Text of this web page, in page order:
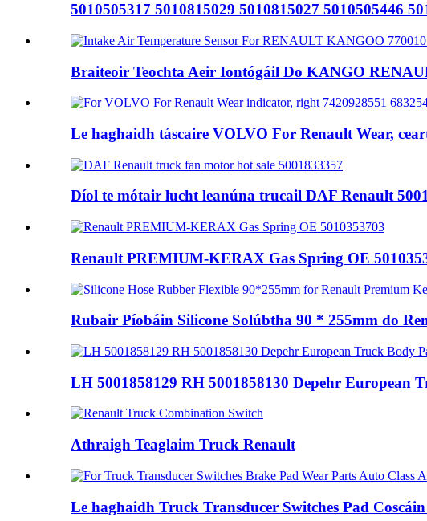
5010505317 5010815029 5010815027 5010505446
Braiteoir Teochta Aeir Iontógáil Do KANGO
Le haghaidh táscaire VOLVO For Renault Wear,
Díol te mótair lucht leanúna trucail DAF Renault
Renault PREMIUM-KERAX Gas Spring OE
Rubair Píobáin Silicone Solúbtha 90 * 255mm do
LH 5001858129 RH 5001858130 Depehr European
Athraigh Teaglaim Truck Renault
Le haghaidh Truck Transducer Switches Pad